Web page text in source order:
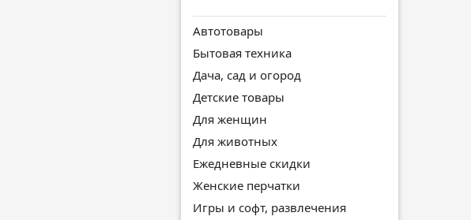
Автотовары
Бытовая техника
Дача, сад и огород
Детские товары
Для женщин
Для животных
Ежедневные скидки
Женские перчатки
Игры и софт, развлечения